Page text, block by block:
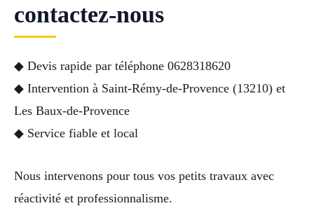
contactez-nous
◆ Devis rapide par téléphone 0628318620
◆ Intervention à Saint-Rémy-de-Provence (13210) et
Les Baux-de-Provence
◆ Service fiable et local
Nous intervenons pour tous vos petits travaux avec
réactivité et professionnalisme.